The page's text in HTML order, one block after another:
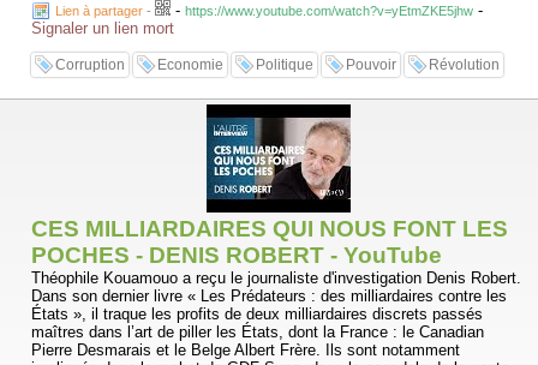
Lien à partager - - https://www.youtube.com/watch?v=yEtmZKE5jhw -
Signaler un lien mort
Corruption Economie Politique Pouvoir Révolution
CES MILLIARDAIRES QUI NOUS FONT LES
POCHES - DENIS ROBERT - YouTube
Théophile Kouamouo a reçu le journaliste d'investigation Denis Robert.
Dans son dernier livre « Les Prédateurs : des milliardaires contre les
États », il traque les profits de deux milliardaires discrets passés
maîtres dans l’art de piller les États, dont la France : le Canadian
Pierre Desmarais et le Belge Albert Frère. Ils sont notamment